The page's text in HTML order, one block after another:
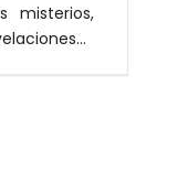
misterios,